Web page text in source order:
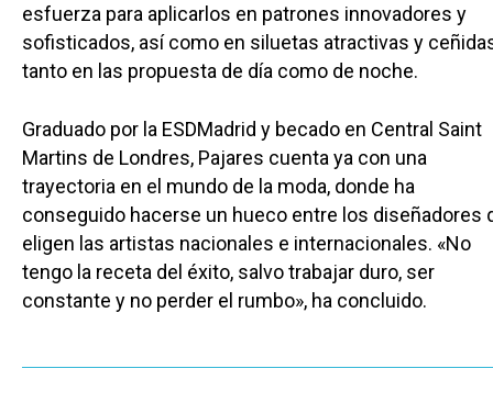
esfuerza para aplicarlos en patrones innovadores y
sofisticados, así como en siluetas atractivas y
tanto en las propuesta de día como de noche.
Graduado por la ESDMadrid y becado en Central Saint
Martins de Londres, Pajares cuenta ya con una
trayectoria en el mundo de la moda, donde ha
conseguido hacerse un hueco entre los diseñadores
eligen las artistas nacionales e internacionales. «No
tengo la receta del éxito, salvo trabajar duro, ser
constante y no perder el rumbo», ha concluido.
Castilla-La
Sanidad